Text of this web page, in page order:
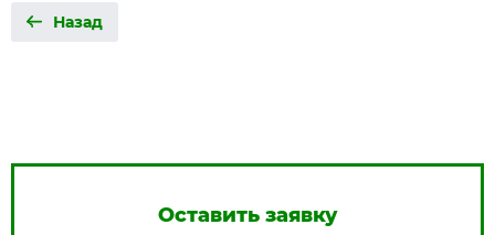
Назад
Оставить заявку